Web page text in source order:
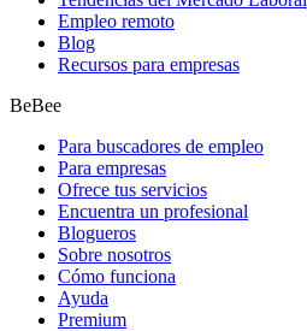
Empleo remoto
Blog
Recursos para empresas
BeBee
Para buscadores de empleo
Para empresas
Ofrece tus servicios
Encuentra un profesional
Blogueros
Sobre nosotros
Cómo funciona
Ayuda
Premium